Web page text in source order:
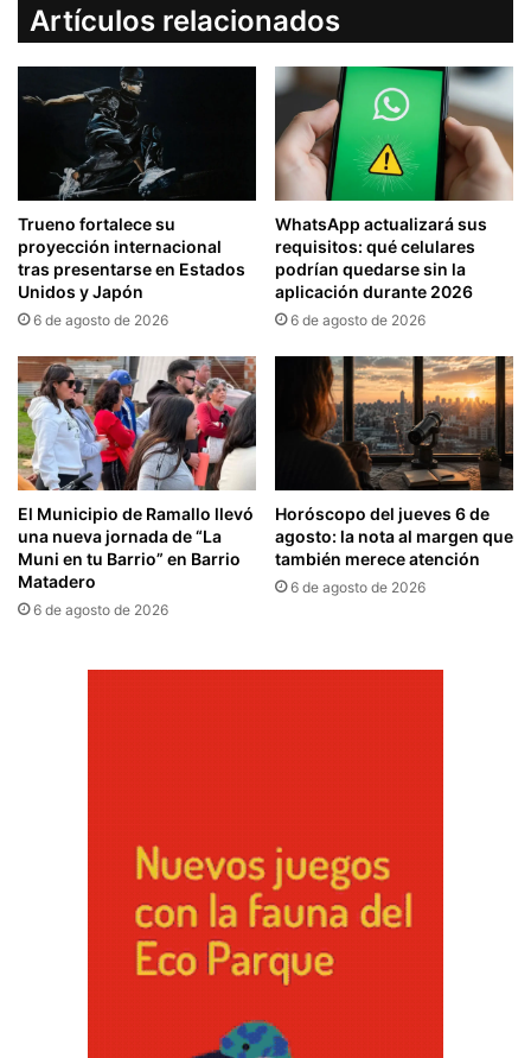
Artículos relacionados
Trueno fortalece su
proyección internacional
tras presentarse en Estados
Unidos y Japón
6 de agosto de 2026
WhatsApp actualizará sus
requisitos: qué celulares
podrían quedarse sin la
aplicación durante 2026
6 de agosto de 2026
El Municipio de Ramallo llevó
una nueva jornada de “La
Muni en tu Barrio” en Barrio
Matadero
6 de agosto de 2026
Horóscopo del jueves 6 de
agosto: la nota al margen que
también merece atención
6 de agosto de 2026